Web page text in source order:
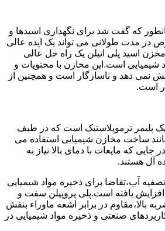
که گفت شد برای نگهداری اسیدها و
در مدت طولانی می تواند یک ایده عالی
اسید پلی اتیلن یک راه حل عالی
شیمیایی است.این مخازن با محتویات و
نمی دهد و ناسازگار است و همچنین از
است.
پلیمر ترموپلاستیک است که در طیف
ساخت مخازن شیمیایی استفاده می
جایی که مایعات با دمای بالا نیاز به
آل هستند.
آب،تقاضا برای ذخیره مواد شیمیایی
یافته است.پلی پروپیلن سفت و
بالا،مقاوم در برابر اشعه ماوراء بنفش
صنعتی و ذخیره مواد شیمیایی در